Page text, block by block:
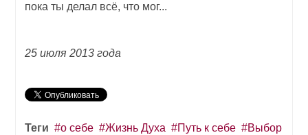
пока ты делал всё, что мог...
25 июля 2013 года
Теги о себе Жизнь Духа Путь к себе
Выбор